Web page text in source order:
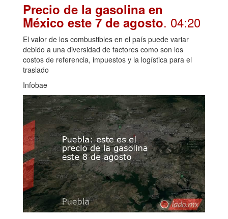
Precio de la gasolina en
México este 7 de agosto. 04:20
El valor de los combustibles en el país puede variar
debido a una diversidad de factores como son los
costos de referencia, impuestos y la logística para el
traslado
Infobae